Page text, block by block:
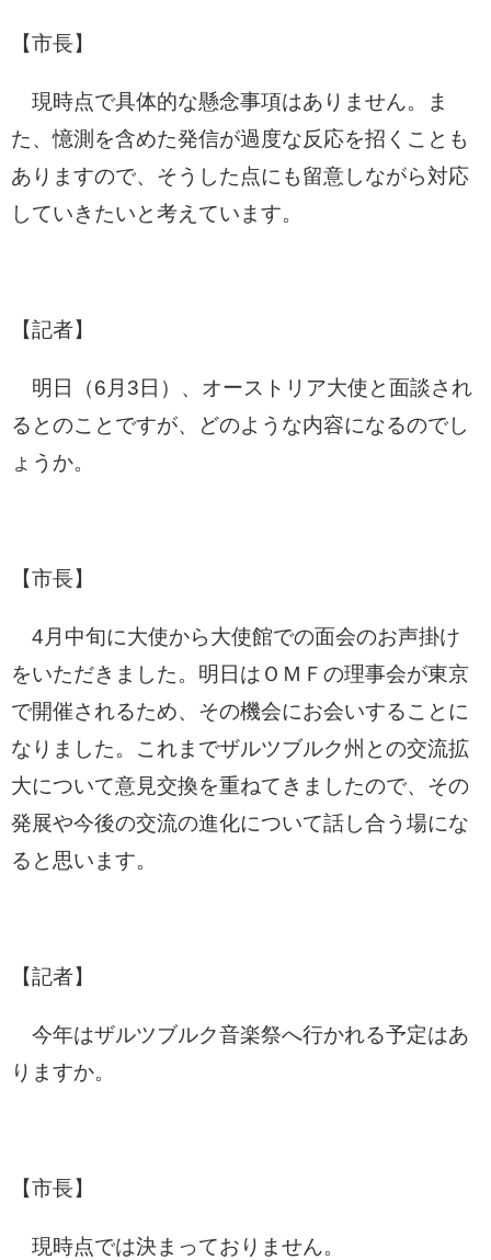
【市長】
現時点で具体的な懸念事項はありません。ま
た、憶測を含めた発信が過度な反応を招くことも
ありますので、そうした点にも留意しながら対応
していきたいと考えています。
【記者】
明日（6月3日）、オーストリア大使と面談され
るとのことですが、どのような内容になるのでし
ょうか。
【市長】
4月中旬に大使から大使館での面会のお声掛け
をいただきました。明日はＯＭＦの理事会が東京
で開催されるため、その機会にお会いすることに
なりました。これまでザルツブルク州との交流拡
大について意見交換を重ねてきましたので、その
発展や今後の交流の進化について話し合う場にな
ると思います。
【記者】
今年はザルツブルク音楽祭へ行かれる予定はあ
りますか。
【市長】
現時点では決まっておりません。